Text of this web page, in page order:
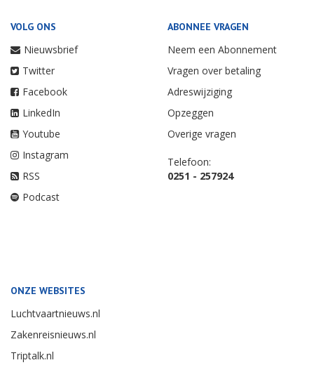
VOLG ONS
Nieuwsbrief
Twitter
Facebook
LinkedIn
Youtube
Instagram
RSS
Podcast
ABONNEE VRAGEN
Neem een Abonnement
Vragen over betaling
Adreswijziging
Opzeggen
Overige vragen
Telefoon:
0251 - 257924
ONZE WEBSITES
Luchtvaartnieuws.nl
Zakenreisnieuws.nl
Triptalk.nl